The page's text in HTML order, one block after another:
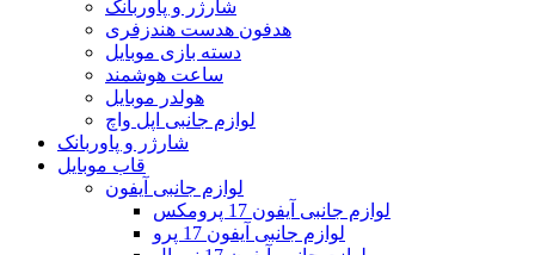
شارژر و پاوربانک
هدفون هدست هندزفری
دسته بازی موبایل
ساعت هوشمند
هولدر موبایل
لوازم جانبی اپل واچ
شارژر و پاوربانک
قاب موبایل
لوازم جانبی آیفون
لوازم جانبی آیفون 17 پرومکس
لوازم جانبی آیفون 17 پرو